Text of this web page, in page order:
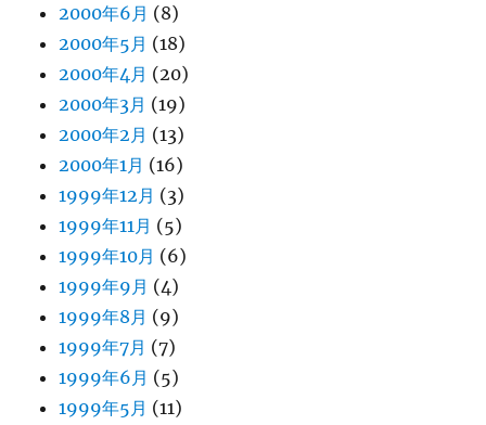
2000年6月 (8)
2000年5月 (18)
2000年4月 (20)
2000年3月 (19)
2000年2月 (13)
2000年1月 (16)
1999年12月 (3)
1999年11月 (5)
1999年10月 (6)
1999年9月 (4)
1999年8月 (9)
1999年7月 (7)
1999年6月 (5)
1999年5月 (11)